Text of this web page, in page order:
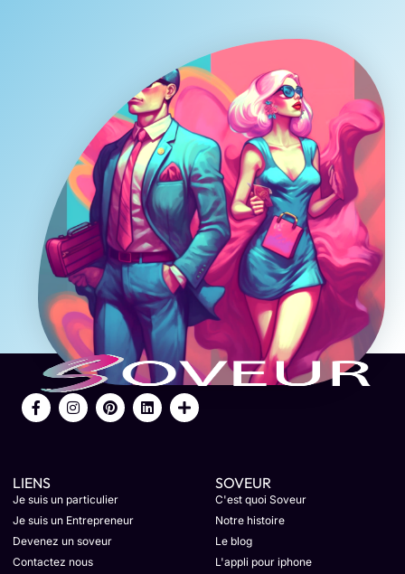
LIENS
Je suis un particulier
Je suis un Entrepreneur
Devenez un soveur
Contactez nous
SOVEUR
C'est quoi Soveur
Notre histoire
Le blog
L'appli pour iphone